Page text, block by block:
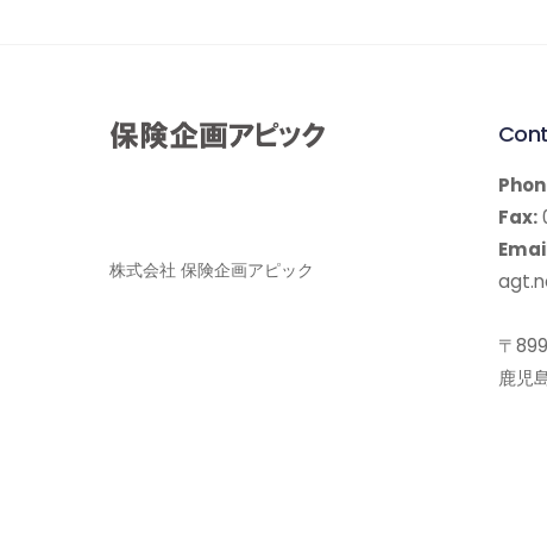
株式会社 保険企画アピック
Fax:
〒
鹿児